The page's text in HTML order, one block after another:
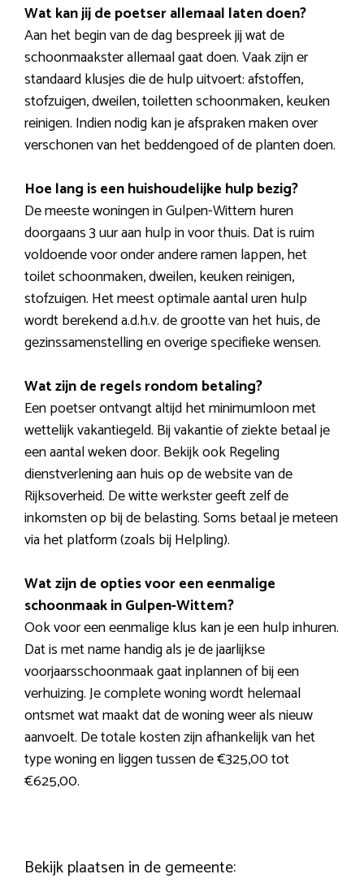
Wat kan jij de poetser allemaal laten doen?
Aan het begin van de dag bespreek jij wat de
schoonmaakster allemaal gaat doen. Vaak zijn er
standaard klusjes die de hulp uitvoert: afstoffen,
stofzuigen, dweilen, toiletten schoonmaken, keuken
reinigen. Indien nodig kan je afspraken maken over
verschonen van het beddengoed of de planten doen.
Hoe lang is een huishoudelijke hulp bezig?
De meeste woningen in Gulpen-Wittem huren
doorgaans 3 uur aan hulp in voor thuis. Dat is ruim
voldoende voor onder andere ramen lappen, het
toilet schoonmaken, dweilen, keuken reinigen,
stofzuigen. Het meest optimale aantal uren hulp
wordt berekend a.d.h.v. de grootte van het huis, de
gezinssamenstelling en overige specifieke wensen.
Wat zijn de regels rondom betaling?
Een poetser ontvangt altijd het minimumloon met
wettelijk vakantiegeld. Bij vakantie of ziekte betaal je
een aantal weken door. Bekijk ook Regeling
dienstverlening aan huis op de website van de
Rijksoverheid. De witte werkster geeft zelf de
inkomsten op bij de belasting. Soms betaal je meteen
via het platform (zoals bij Helpling).
Wat zijn de opties voor een eenmalige
schoonmaak in Gulpen-Wittem?
Ook voor een eenmalige klus kan je een hulp inhuren.
Dat is met name handig als je de jaarlijkse
voorjaarsschoonmaak gaat inplannen of bij een
verhuizing. Je complete woning wordt helemaal
ontsmet wat maakt dat de woning weer als nieuw
aanvoelt. De totale kosten zijn afhankelijk van het
type woning en liggen tussen de €325,00 tot
€625,00.
Bekijk plaatsen in de gemeente: